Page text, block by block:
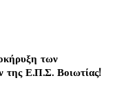
των
της Ε.Π.Σ. Βοιωτίας!